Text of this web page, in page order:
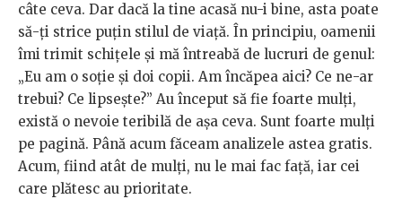
câte ceva. Dar dacă la tine acasă nu-i bine, asta poate
să-ți strice puțin stilul de viață. În principiu, oamenii
îmi trimit schițele și mă întreabă de lucruri de genul:
„Eu am o soție și doi copii. Am încăpea aici? Ce ne-ar
trebui? Ce lipsește?” Au început să fie foarte mulți,
există o nevoie teribilă de așa ceva. Sunt foarte mulți
pe pagină. Până acum făceam analizele astea gratis.
Acum, fiind atât de mulți, nu le mai fac față, iar cei
care plătesc au prioritate.